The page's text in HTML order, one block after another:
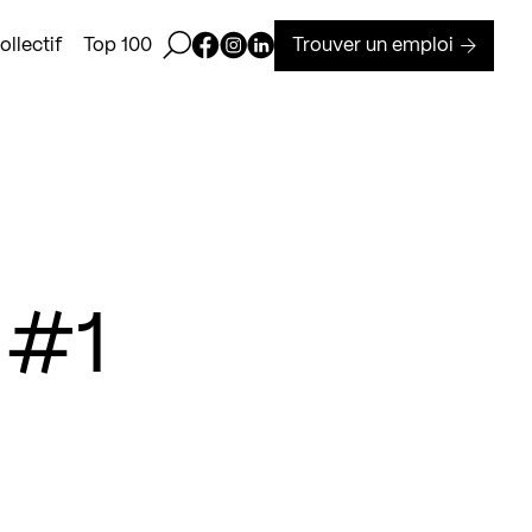
Top 100 Ouvrir la barre de recherche
Page Facebook de Kollectif
Page Instagram de Kollectif
Page Linkedin de Kollectif
Trouver un emploi